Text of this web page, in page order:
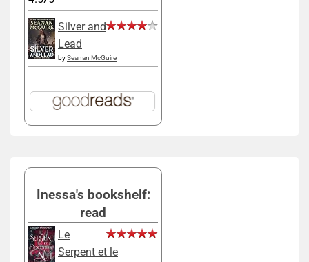
Silver and
Lead
bySeanan McGuire
Inessa's bookshelf:
read
Le
Serpent et le